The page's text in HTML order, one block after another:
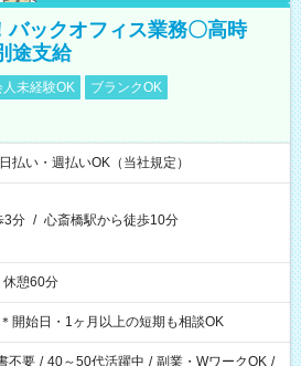
バックオフィス業務〇高時
途支給
人未経験OK
ブランクOK
い・週払いOK（当社規定）
3分 / 心斎橋駅から徒歩10分
休憩60分
開始日・1ヶ月以上の短期も相談OK
不要 / 40～50代活躍中 / 副業・WワークOK /